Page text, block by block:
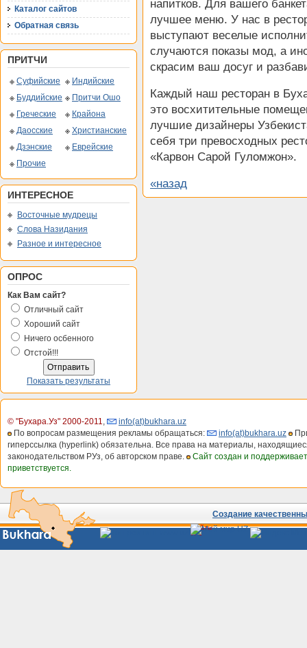
Каталог сайтов
Обратная связь
ПРИТЧИ
Суфийские
Индийские
Буддийские
Притчи Ошо
Греческие
Крайона
Даосские
Христианские
Дзэнские
Еврейские
Прочие
ИНТЕРЕСНОЕ
Восточные мудрецы
Слова Назидания
Разное и интересное
ОПРОС
Как Вам сайт?
Отличный сайт
Хороший сайт
Ничего осбенного
Отстой!!!
Показать результаты
напитков. Для вашего
лучшее меню. У нас в
выступают веселые
случаются показы мод, а
скрасим ваш досуг и
Каждый наш ресторан в
это восхитительные
лучшие дизайнеры
себя три превосходных
«Карвон Сарой Гуломжон».
«назад
© "Бухара.Уз" 2000-2011,
info(at)bukhara.uz
По вопросам размещения рекламы обращаться:
info(at)bukhara.uz
гиперссылка (hyperlink) обязательна. Все права на материалы,
законодательством РУз, об авторском праве.
Сайт создан и
приветствуется.
Создание
Сайты
Узбекистана